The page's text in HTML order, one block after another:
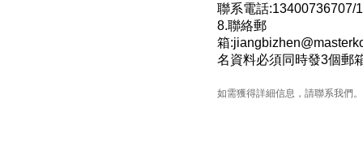
聯系電話:13400736707/
8.聯絡郵
箱
名資料必須同時發3個郵
如需獲得詳細信息，請聯系我們。